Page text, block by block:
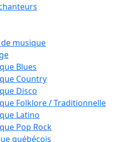
musique
Blues
Country
Disco
Folklore / Traditionnelle
Latino
Pop Rock
québécois